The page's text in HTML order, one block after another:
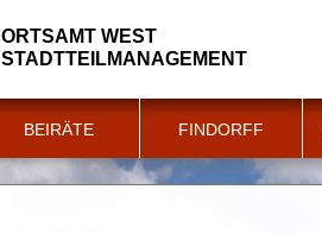
ORTSAMT WEST
STADTTEILMANAGEMENT
BEIRÄTE FINDORFF